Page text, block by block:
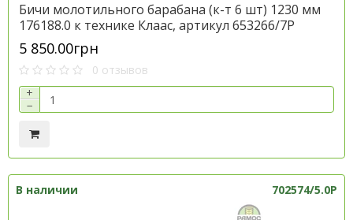
Бичи молотильного барабана (к-т 6 шт) 1230 мм
176188.0 к технике Клаас, артикул 653266/7P
5 850.00грн
0 отзывов
+
−
В наличии 702574/5.0P